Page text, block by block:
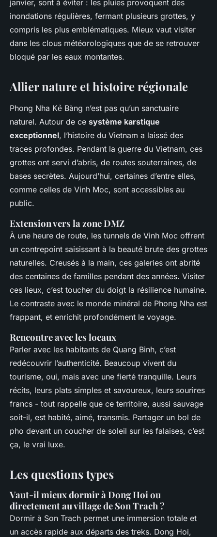
janvier, sont à éviter : les pluies provoquent des
inondations régulières, fermant plusieurs grottes, y
compris les plus emblématiques. Mieux vaut visiter
dans les clous météorologiques que de se retrouver
bloqué par les eaux montantes.
Allier nature et histoire régionale
Phong Nha Kẻ Bàng n’est pas qu’un sanctuaire
naturel. Autour de ce système karstique
exceptionnel, l’histoire du Vietnam a laissé des
traces profondes. Pendant la guerre du Vietnam, ces
grottes ont servi d’abris, de routes souterraines, de
bases secrètes. Aujourd’hui, certaines d’entre elles,
comme celles de Vinh Moc, sont accessibles au
public.
Extension vers la zone DMZ
À une heure de route, les tunnels de Vinh Moc offrent
un contrepoint saisissant à la beauté brute des grottes
naturelles. Creusés à la main, ces galeries ont abrité
des centaines de familles pendant des années. Visiter
ces lieux, c’est toucher du doigt la résilience humaine.
Le contraste avec le monde minéral de Phong Nha est
frappant, et enrichit profondément le voyage.
Rencontre avec les locaux
Parler avec les habitants de Quang Binh, c’est
redécouvrir l’authenticité. Beaucoup vivent du
tourisme, oui, mais avec une fierté tranquille. Leurs
récits, leurs plats simples et savoureux, leurs sourires
francs - tout rappelle que ce territoire, aussi sauvage
soit-il, est habité, aimé, transmis. Partager un bol de
pho devant un coucher de soleil sur les falaises, c’est
ça, le vrai luxe.
Les questions types
Vaut-il mieux dormir à Dong Hoi ou
directement au village de Son Trach ?
Dormir à Son Trach permet une immersion totale et
un accès rapide aux départs des treks. Dong Hoi,